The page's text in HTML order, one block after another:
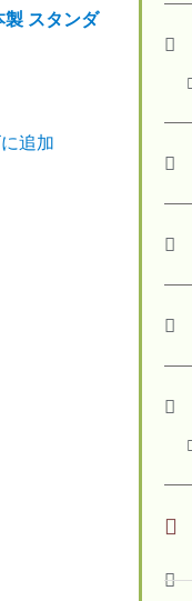
製 スタンダ
追加